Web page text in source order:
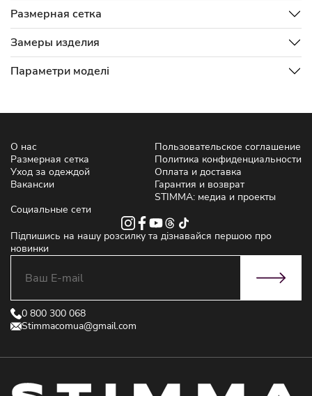
Размерная сетка
Замеры изделия
Параметри моделі
О нас
Размерная сетка
Уход за одеждой
Вакансии
Пользовательское соглашение
Политика конфиденциальности
Оплата и доставка
Гарантия и возврат
STIMMA: медиа и проекты
Социальные сети
Підпишись на нашу розсилку та дізнавайся першою про
новинки
0 800 300 068
Stimmacomua@gmail.com